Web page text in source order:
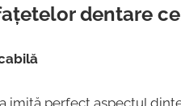
dentare
imită perfect aspectul